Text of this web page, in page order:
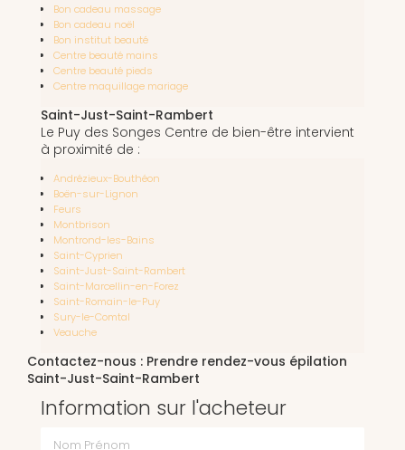
Bon cadeau massage
Bon cadeau noël
Bon institut beauté
Centre beauté mains
Centre beauté pieds
Centre maquillage mariage
Saint-Just-Saint-Rambert
Le Puy des Songes Centre de bien-être intervient
à proximité de :
Andrézieux-Bouthéon
Boën-sur-Lignon
Feurs
Montbrison
Montrond-les-Bains
Saint-Cyprien
Saint-Just-Saint-Rambert
Saint-Marcellin-en-Forez
Saint-Romain-le-Puy
Sury-le-Comtal
Veauche
Contactez-nous : Prendre rendez-vous épilation
Saint-Just-Saint-Rambert
Information sur l'acheteur